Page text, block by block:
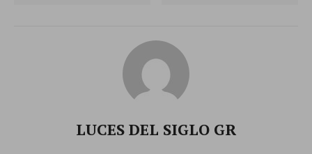
LUCES DEL SIGLO GR